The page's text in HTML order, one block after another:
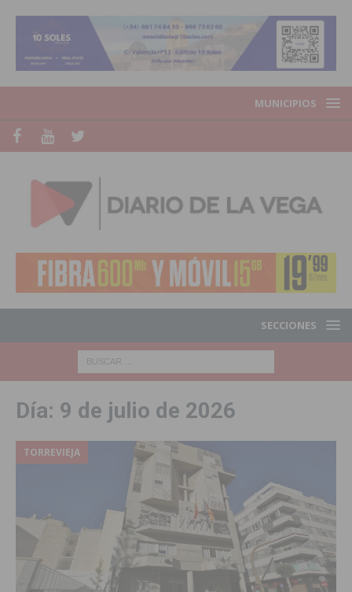
MUNICIPIOS
SECCIONES
Día: 9 de julio de 2026
TORREVIEJA